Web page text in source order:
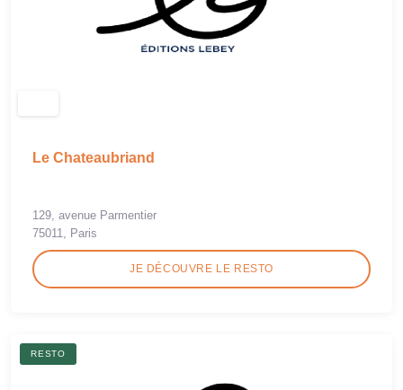
Le Chateaubriand
129, avenue Parmentier
75011, Paris
JE DÉCOUVRE LE RESTO
RESTO